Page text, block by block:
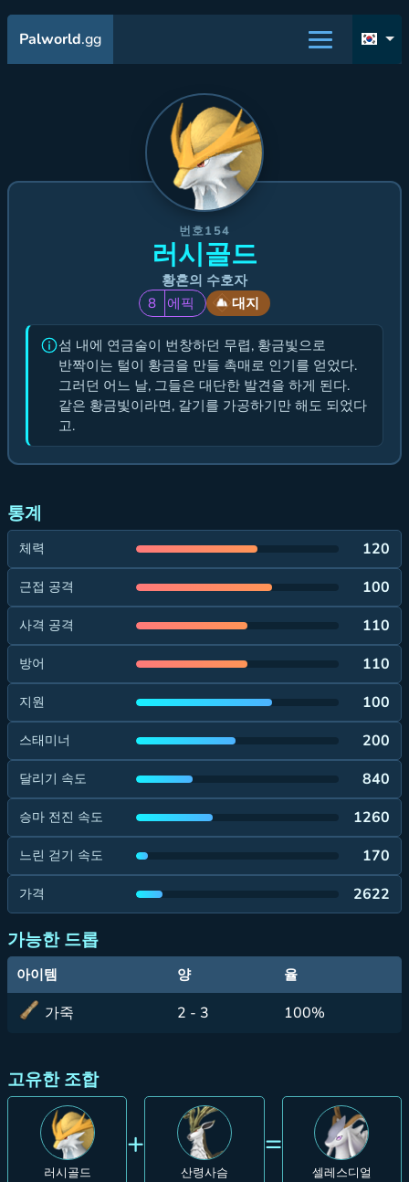
Palworld.gg
번호154
러시골드
황혼의 수호자
8
에픽 대지
섬 내에 연금술이 번창하던 무렵, 황금빛으로
반짝이는 털이 황금을 만들 촉매로 인기를 얻었다.
그러던 어느 날, 그들은 대단한 발견을 하게 된다.
같은 황금빛이라면, 갈기를 가공하기만 해도 되었다
고.
통계
체력 120
근접 공격 100
사격 공격 110
방어 110
지원 100
스태미너 200
달리기 속도 840
승마 전진 속도 1260
느린 걷기 속도 170
가격 2622
가능한 드롭
아이템 양 율
가죽 2 - 3 100%
고유한 조합
러시골드
+
산령사슴
=
셀레스디얼